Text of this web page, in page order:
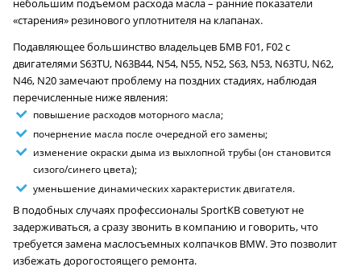
небольшим подъемом расхода масла – ранние показатели
«старения» резинового уплотнителя на клапанах.
Подавляющее большинство владельцев БМВ F01, F02 с
двигателями S63TU, N63B44, N54, N55, N52, S63, N53, N63TU, N62,
N46, N20 замечают проблему на поздних стадиях, наблюдая
перечисленные ниже явления:
повышение расходов моторного масла;
почернение масла после очередной его замены;
изменение окраски дыма из выхлопной трубы (он становится
сизого/синего цвета);
уменьшение динамических характеристик двигателя.
В подобных случаях профессионалы SportKB советуют не
задерживаться, а сразу звонить в компанию и говорить, что
требуется замена маслосъемных колпачков BMW. Это позволит
избежать дорогостоящего ремонта.